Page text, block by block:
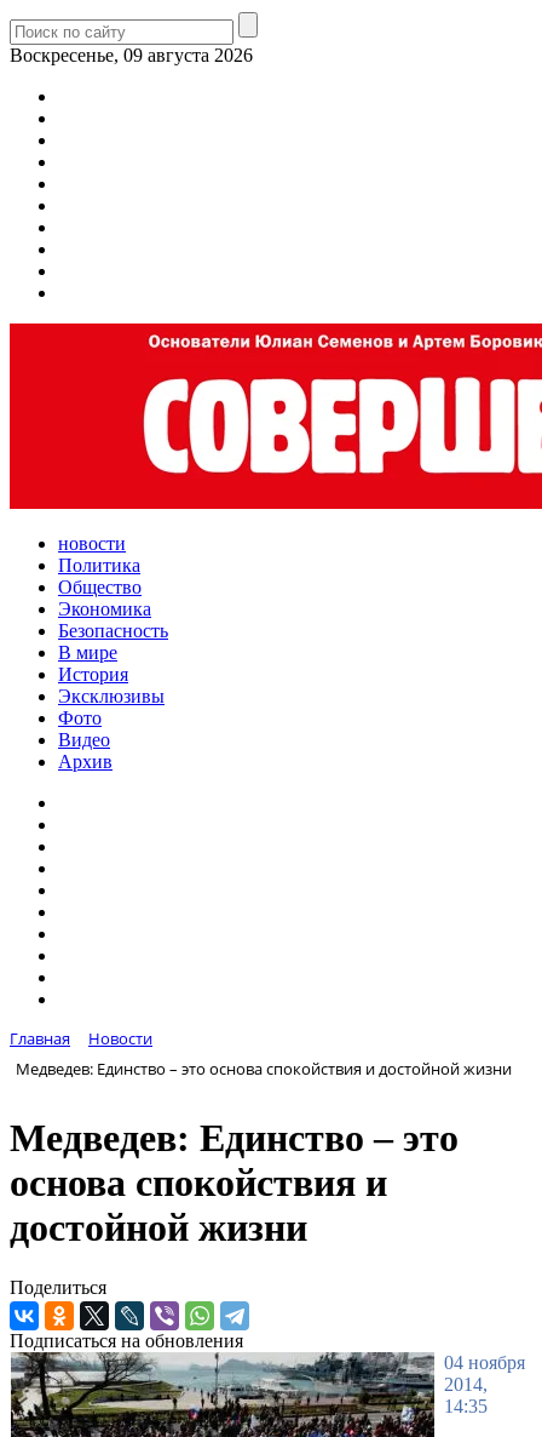
Воскресенье, 09 августа 2026
новости
Политика
Общество
Экономика
Безопасность
В мире
История
Эксклюзивы
Фото
Видео
Архив
Главная
Новости
Медведев: Единство – это основа спокойствия и достойной жизни
Медведев: Единство – это
основа спокойствия и
достойной жизни
Поделиться
Подписаться на обновления
04 ноября
2014,
14:35